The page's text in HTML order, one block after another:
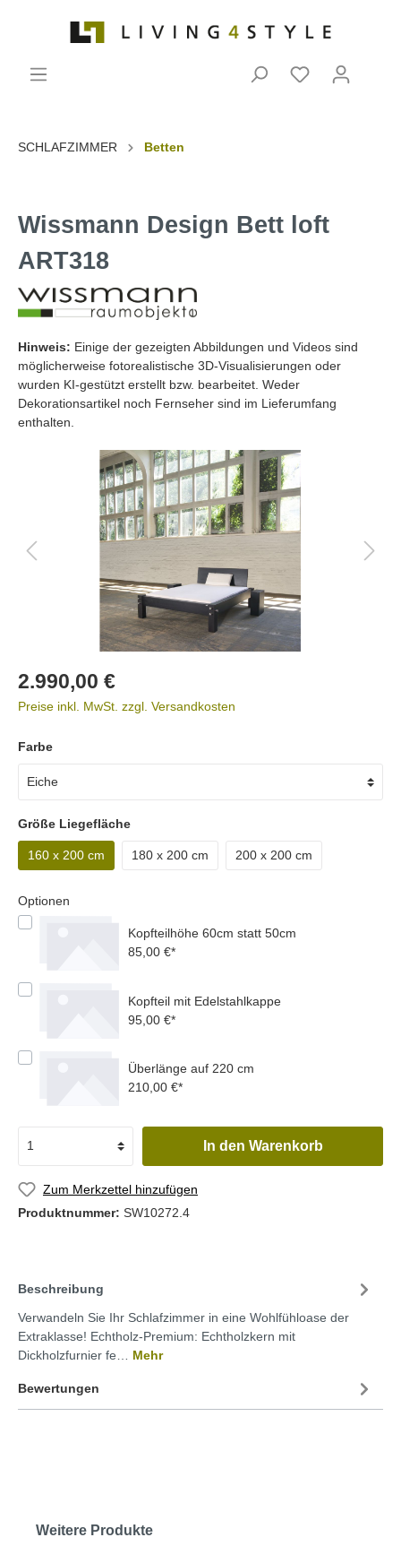
SCHLAFZIMMER Betten
Wissmann Design Bett loft
ART318
Hinweis: Einige der gezeigten Abbildungen und Videos sind
möglicherweise fotorealistische 3D-Visualisierungen oder
wurden KI-gestützt erstellt bzw. bearbeitet. Weder
Dekorationsartikel noch Fernseher sind im Lieferumfang
enthalten.
2.990,00 €
Preise inkl. MwSt. zzgl. Versandkosten
Farbe
Größe Liegefläche
160 x 200 cm 180 x 200 cm 200 x 200 cm
Optionen
Kopfteilhöhe 60cm statt 50cm
85,00 €*
Kopfteil mit Edelstahlkappe
95,00 €*
Überlänge auf 220 cm
210,00 €*
In den Warenkorb
Zum Merkzettel hinzufügen
Produktnummer: SW10272.4
Beschreibung
Verwandeln Sie Ihr Schlafzimmer in eine Wohlfühloase der
Extraklasse! Echtholz-Premium: Echtholzkern mit
Dickholzfurnier fe… Mehr
Bewertungen
Weitere Produkte